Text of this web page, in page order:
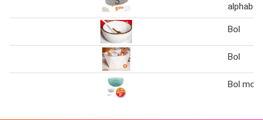
alphabet
Bol
Bol
Bol